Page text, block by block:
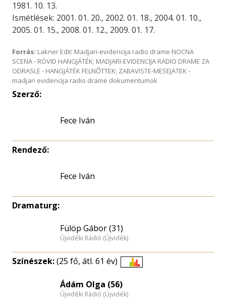
1981. 10. 13.
Ismétlések: 2001. 01. 20., 2002. 01. 18., 2004. 01. 10.,
2005. 01. 15., 2008. 01. 12., 2009. 01. 17.
Forrás: Lakner Edit: Madjari-evidencija radio drame NOCNA
SCENA - RÖVID HANGJÁTÉK; MADJARI-EVIDENCIJA RADIO DRAME ZA
ODRASLE - HANGJÁTÉK FELNŐTTEK; ZABAVISTE-MESEJATEK -
madjari evidencija radio drame dokumentumok
Szerző:
Fece Iván
Rendező:
Fece Iván
Dramaturg:
Fülöp Gábor (31)
Újvidéki Rádió (Újvidék)
Színészek:(25 fő, átl. 61 év)
Ádám Olga (56)
Újvidéki Rádió (Újvidék)